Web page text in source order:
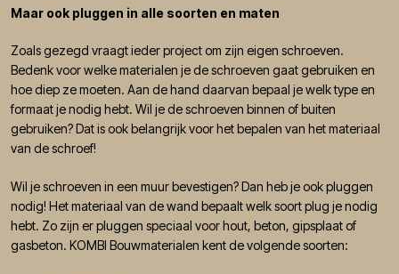
Maar ook pluggen in alle soorten en maten
Zoals gezegd vraagt ieder project om zijn eigen schroeven.
Bedenk voor welke materialen je de schroeven gaat gebruiken en
hoe diep ze moeten. Aan de hand daarvan bepaal je welk type en
formaat je nodig hebt. Wil je de schroeven binnen of buiten
gebruiken? Dat is ook belangrijk voor het bepalen van het materiaal
van de schroef!
Wil je schroeven in een muur bevestigen? Dan heb je ook pluggen
nodig! Het materiaal van de wand bepaalt welk soort plug je nodig
hebt. Zo zijn er pluggen speciaal voor hout, beton, gipsplaat of
gasbeton. KOMBI Bouwmaterialen kent de volgende soorten: